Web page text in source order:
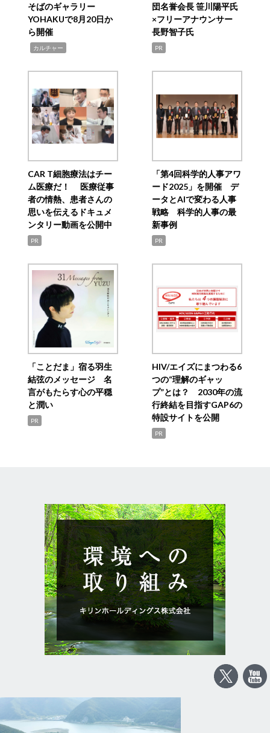
そばのギャラリー
YOHAKUで8月20日か
ら開催
カルチャー
団名誉会長 笹川陽平氏
×フリーアナウンサー
長野智子氏
PR
CAR T細胞療法はチー
ム医療だ！ 医療従事
者の情熱、患者さんの
思いを伝えるドキュメ
ンタリー動画を公開中
PR
「第4回科学的人事アワ
ード2025」を開催 デ
ータとAIで変わる人事
戦略 科学的人事の最
新事例
PR
「ことだま」宿る羽生
結弦のメッセージ 名
言がもたらす心の平穏
と潤い
PR
HIV/エイズにまつわる6
つの“理解のギャッ
プ”とは？ 2030年の流
行終結を目指すGAP6の
特設サイトを公開
PR